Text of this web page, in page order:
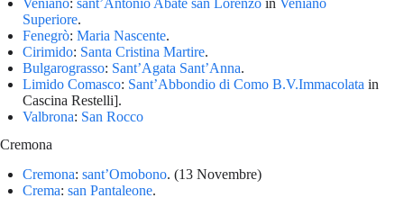
Veniano: sant’Antonio Abate san Lorenzo in Veniano
Superiore.
Fenegrò: Maria Nascente.
Cirimido: Santa Cristina Martire.
Bulgarograsso: Sant’Agata Sant’Anna.
Limido Comasco: Sant’Abbondio di Como B.V.Immacolata in
Cascina Restelli].
Valbrona: San Rocco
Cremona
Cremona: sant’Omobono. (13 Novembre)
Crema: san Pantaleone.